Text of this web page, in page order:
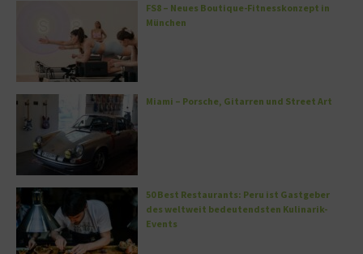
FS8 – Neues Boutique-Fitnesskonzept in
München
Miami – Porsche, Gitarren und Street Art
50 Best Restaurants: Peru ist Gastgeber
des weltweit bedeutendsten Kulinarik-
Events